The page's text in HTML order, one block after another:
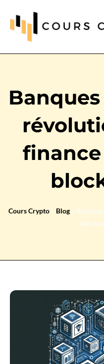
Cours Crypto» Blog»
avec